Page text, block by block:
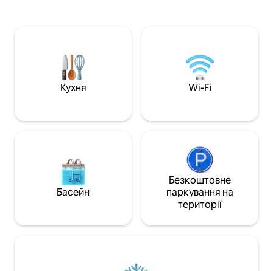
обладнані ванні кімнати та повністю
обладнану дизайнерську кухню поруч
із прекрасною вітальнею з балконом,
що виходить на море. У квартирі є ще 3
сейфом для зберігання цінних речей.
центральної диспетчерської 24 години
проходите курс сапсерфінгу, граєтеся
з дітьми на піску, бігаєте вздовж
просто насолоджуєтеся
односпальними
вітальня та
холодильник і
знаходяться в
молодих людей,
максимум до 7 ночей
заборонено
квартирі.
Кухня Wi-Fi
Басейн
Безкоштовне
паркування на
території